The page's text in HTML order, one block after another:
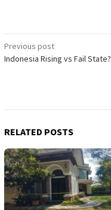
Post
navigation
Previous post
Indonesia Rising vs Fail State?
RELATED POSTS